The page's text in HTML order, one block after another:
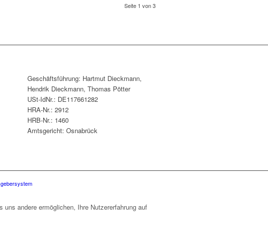
Seite 1 von 3
Geschäftsführung: Hartmut Dieckmann,
Hendrik Dieckmann, Thomas Pötter
USt-IdNr.: DE117661282
HRA-Nr.: 2912
HRB-Nr.: 1460
Amtsgericht: Osnabrück
andere ermöglichen, Ihre Nutzererfahrung auf